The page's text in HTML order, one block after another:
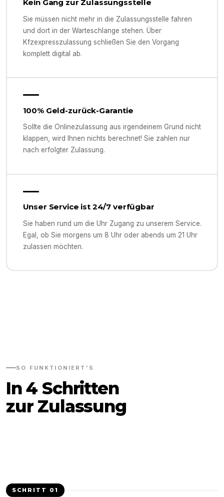
Kein Gang zur Zulassungsstelle
Sie müssen nicht mehr in die Zulassungsstelle fahren
und dort in der Warteschlange stehen. Über
Kfzexpresszulassung schließen Sie den Vorgang
komplett digital ab.
100% Geld-zurück-Garantie
Sollte die Onlinezulassung aus irgendeinem Grund nicht
klappen, wird Ihnen nichts berechnet! Sie zahlen nur
nach erfolgter Zulassung.
Unser Service ist 24/7 verfügbar
Sie haben rund um die Uhr Zugang zu unserem Service.
Egal, ob Sie morgens um 8 Uhr oder abends um 21 Uhr
zulassen möchten.
SO FUNKTIONIERT'S
In 4 Schritten
zur Zulassung
SCHRITT 01